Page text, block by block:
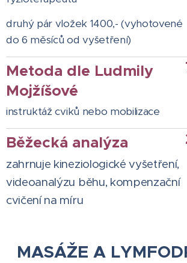
druhý pár vložek 1400,- (vyhotovené
do 6 měsíců od vyšetření)
Metoda dle Ludmily
Mojžíšové
instruktáž cviků nebo mobilizace
Běžecká analýza
zahrnuje kineziologické vyšetření,
videoanalýzu běhu, kompenzační
cvičení na míru
MASÁŽE A